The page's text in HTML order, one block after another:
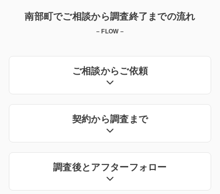
南部町でご相談から調査終了までの流れ
– FLOW –
ご相談からご依頼
契約から調査まで
調査後とアフターフォロー